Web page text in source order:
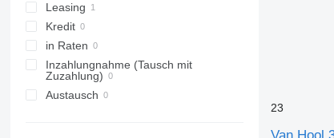
Leasing
Kredit
in Raten
Inzahlungnahme (Tausch mit
Zuzahlung)
Austausch
23